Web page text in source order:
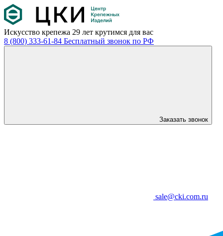
Искусство крепежа 29 лет крутимся для вас
8 (800) 333-61-84 Бесплатный звонок по РФ
Заказать звонок
sale@cki.com.ru